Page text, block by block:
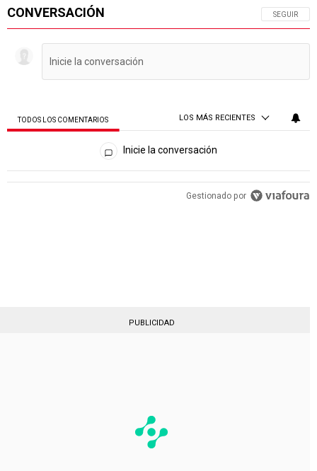
CONVERSACIÓN SIGA ESTA
SEGUIR
TODOS LOS COMENTARIOS LOS MÁS RECIENTES
Todos los comentarios
Inicie la conversación
PUBLICIDAD